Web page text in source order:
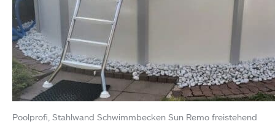
Poolprofi, Stahlwand Schwimmbecken Sun Remo freistehend